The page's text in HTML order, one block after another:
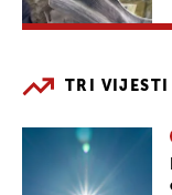
TRI VIJESTI